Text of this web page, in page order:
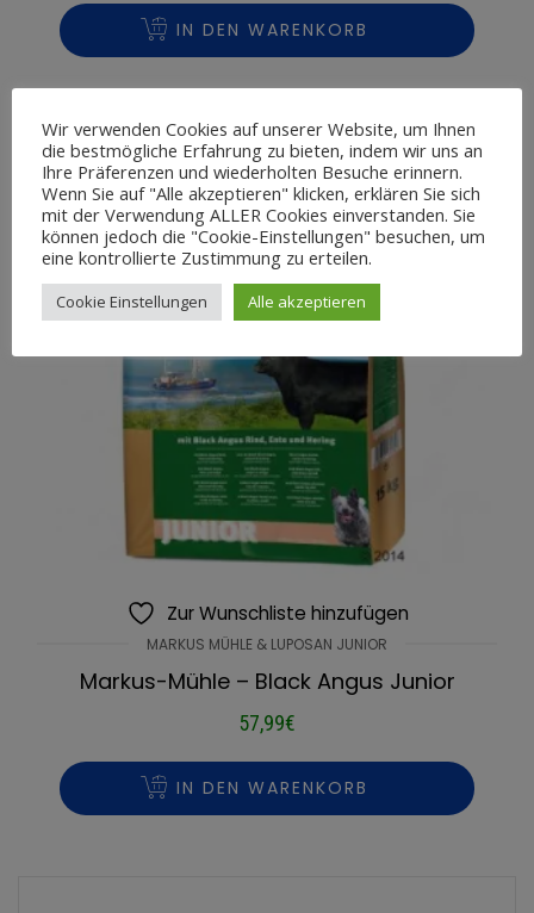
IN DEN WARENKORB
Zur Wunschliste hinzufügen
MARKUS MÜHLE & LUPOSAN JUNIOR
Markus-Mühle – Black Angus Junior
57,99€
IN DEN WARENKORB
Wir verwenden Cookies auf unserer Website, um Ihnen
die bestmögliche Erfahrung zu bieten, indem wir uns an
Ihre Präferenzen und wiederholten Besuche erinnern.
Wenn Sie auf "Alle akzeptieren" klicken, erklären Sie sich
mit der Verwendung ALLER Cookies einverstanden. Sie
können jedoch die "Cookie-Einstellungen" besuchen, um
eine kontrollierte Zustimmung zu erteilen.
Cookie Einstellungen Alle akzeptieren